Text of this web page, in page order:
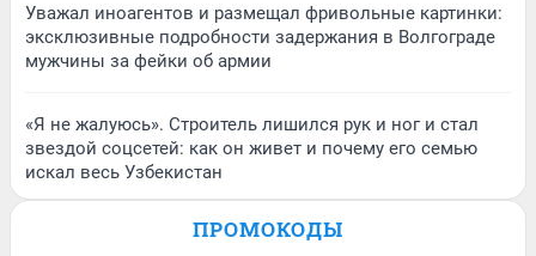
Уважал иноагентов и размещал фривольные картинки:
эксклюзивные подробности задержания в Волгограде
мужчины за фейки об армии
«Я не жалуюсь». Строитель лишился рук и ног и стал
звездой соцсетей: как он живет и почему его семью
искал весь Узбекистан
ПРОМОКОДЫ